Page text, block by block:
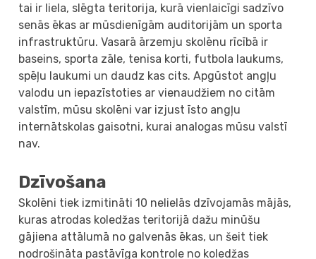
tai ir liela, slēgta teritorija, kurā vienlaicīgi sadzīvo
senās ēkas ar mūsdienīgām auditorijām un sporta
infrastruktūru. Vasarā ārzemju skolēnu rīcībā ir
baseins, sporta zāle, tenisa korti, futbola laukums,
spēļu laukumi un daudz kas cits. Apgūstot angļu
valodu un iepazīstoties ar vienaudžiem no citām
valstīm, mūsu skolēni var izjust īsto angļu
internātskolas gaisotni, kurai analogas mūsu valstī
nav.
Dzīvošana
Skolēni tiek izmitināti 10 nelielās dzīvojamās mājās,
kuras atrodas koledžas teritorijā dažu minūšu
gājiena attālumā no galvenās ēkas, un šeit tiek
nodrošināta pastāvīga kontrole no koledžas